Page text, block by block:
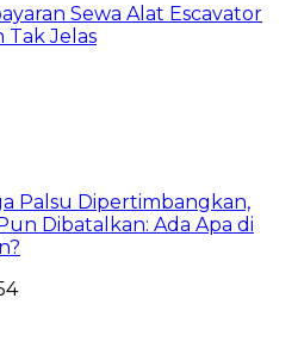
Sewa Alat Escavator
Tak Jelas
Palsu Dipertimbangkan,
Dibatalkan: Ada Apa di